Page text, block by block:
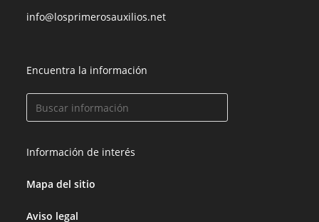
info@losprimerosauxilios.net
Encuentra la información
Información de interés
Mapa del sitio
Aviso legal